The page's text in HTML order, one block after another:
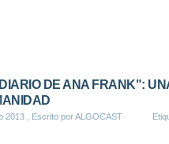
DE ANA FRANK":
2013 , Escrito por ALGOCAST